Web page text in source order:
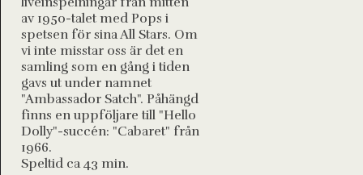
av 1950-talet med Pops i
spetsen för sina All Stars. Om
vi inte misstar oss är det en
samling som en gång i tiden
gavs ut under namnet
"Ambassador Satch". Påhängd
finns en uppföljare till "Hello
Dolly"-succén: "Cabaret" från
1966.
Speltid ca 43 min.